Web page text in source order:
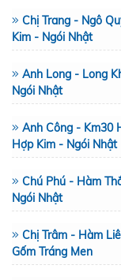
Chị Trang - Ngô
Kim - Ngói Nhật
Anh Long - Long
Ngói Nhật
Anh Công - Km30
Hợp Kim - Ngói Nhật
Chú Phú - Hàm
Ngói Nhật
Chị Trâm - Hàm
Gốm Tráng Men